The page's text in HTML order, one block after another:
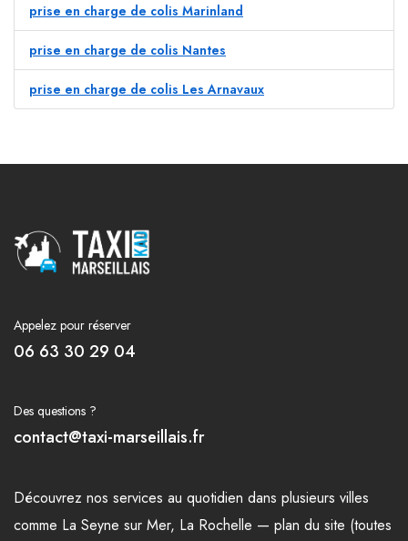
prise en charge de colis Marinland
prise en charge de colis Nantes
prise en charge de colis Les Arnavaux
Appelez pour réserver
06 63 30 29 04
Des questions ?
contact@taxi-marseillais.fr
Découvrez nos services au quotidien dans plusieurs villes
comme La Seyne sur Mer, La Rochelle — plan du site (toutes